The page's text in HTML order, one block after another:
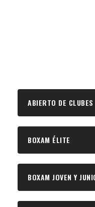
ABIERTO DE CLUBES
BOXAM ÉLITE
BOXAM JOVEN Y